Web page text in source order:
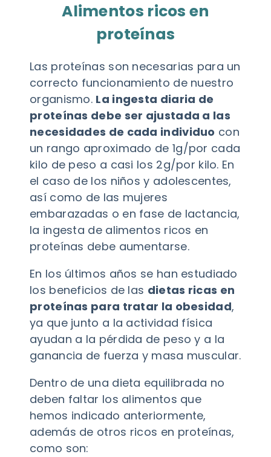
Alimentos ricos en
proteínas
Las proteínas son necesarias para un
correcto funcionamiento de nuestro
organismo. La ingesta diaria de
proteínas debe ser ajustada a las
necesidades de cada individuo con
un rango aproximado de 1g/por cada
kilo de peso a casi los 2g/por kilo. En
el caso de los niños y adolescentes,
así como de las mujeres
embarazadas o en fase de lactancia,
la ingesta de alimentos ricos en
proteínas debe aumentarse.
En los últimos años se han estudiado
los beneficios de las dietas ricas en
proteínas para tratar la obesidad,
ya que junto a la actividad física
ayudan a la pérdida de peso y a la
ganancia de fuerza y masa muscular.
Dentro de una dieta equilibrada no
deben faltar los alimentos que
hemos indicado anteriormente,
además de otros ricos en proteínas,
como son: